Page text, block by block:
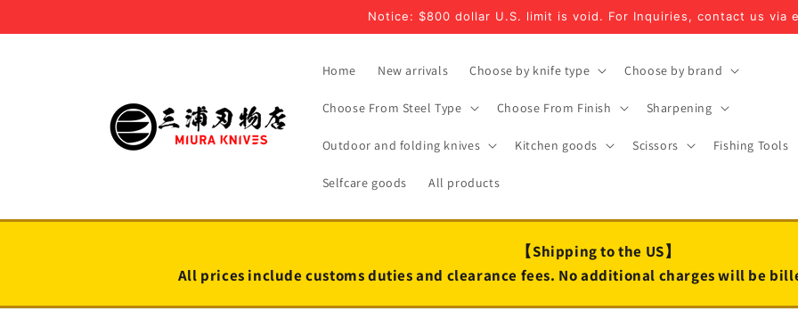
Notice: $800 dollar U.S. limit is void. For Inquiries, contact us via
Home New arrivals Choose by knife type Choose by brand
Choose From Steel Type Choose From Finish Sharpening
Outdoor and folding knives Kitchen goods Scissors Fishing Tools
Selfcare goods All products
【Shipping to the US】
All prices include customs duties and clearance fees. No additional charges will be